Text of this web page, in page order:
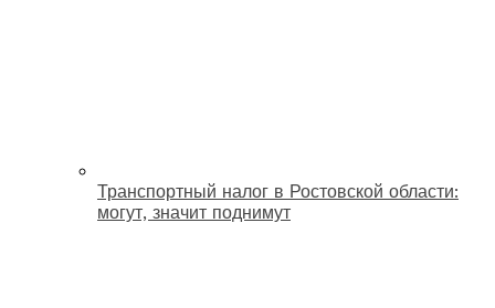
Транспортный налог в Ростовской области:
могут, значит поднимут